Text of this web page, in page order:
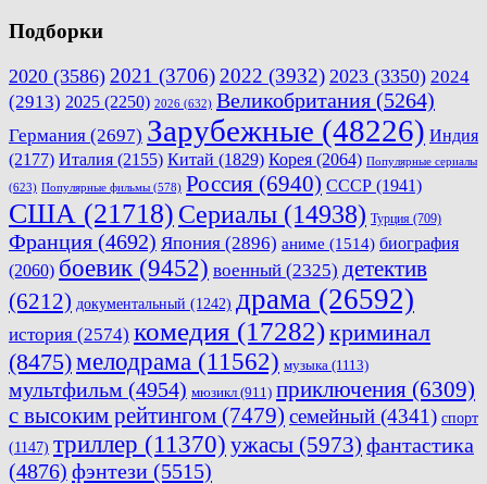
Подборки
2020 (3586) 2021 (3706) 2022 (3932) 2023 (3350) 2024
(2913) 2025 (2250) 2026 (632) Великобритания (5264)
Германия (2697) Зарубежные (48226) Индия
(2177) Италия (2155) Китай (1829) Корея (2064) Популярные сериалы
(623) Популярные фильмы (578) Россия (6940) СССР (1941)
США (21718) Сериалы (14938) Турция (709)
Франция (4692) Япония (2896) аниме (1514) биография
(2060) боевик (9452) военный (2325) детектив
(6212) документальный (1242) драма (26592)
история (2574) комедия (17282)криминал
(8475)мелодрама (11562) музыка (1113)
мультфильм (4954) мюзикл (911) приключения (6309)
с высоким рейтингом (7479) семейный (4341) спорт
(1147) триллер (11370) ужасы (5973) фантастика
(4876) фэнтези (5515)